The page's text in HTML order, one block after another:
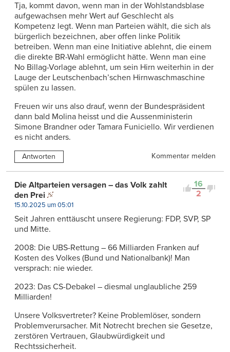
Tja, kommt davon, wenn man in der Wohlstandsblase
aufgewachsen mehr Wert auf Geschlecht als
Kompetenz legt. Wenn man Parteien wählt, die sich als
bürgerlich bezeichnen, aber offen linke Politik
betreiben. Wenn man eine Initiative ablehnt, die einem
die direkte BR-Wahl ermöglicht hätte. Wenn man eine
No Billag-Vorlage ablehnt, um sein Hirn weiterhin in der
Lauge der Leutschenbach’schen Hirnwaschmaschine
spülen zu lassen.
Freuen wir uns also drauf, wenn der Bundespräsident
dann bald Molina heisst und die Aussenministerin
Simone Brandner oder Tamara Funiciello. Wir verdienen
es nicht anders.
Antworten Kommentar melden
16
2
Die Altparteien versagen – das Volk zahlt
den Prei
15.10.2025 um 05:01
Seit Jahren enttäuscht unsere Regierung: FDP, SVP, SP
und Mitte.
2008: Die UBS-Rettung – 66 Milliarden Franken auf
Kosten des Volkes (Bund und Nationalbank)! Man
versprach: nie wieder.
2023: Das CS-Debakel – diesmal unglaubliche 259
Milliarden!
Unsere Volksvertreter? Keine Problemlöser, sondern
Problemverursacher. Mit Notrecht brechen sie Gesetze,
zerstören Vertrauen, Glaubwürdigkeit und
Rechtssicherheit.